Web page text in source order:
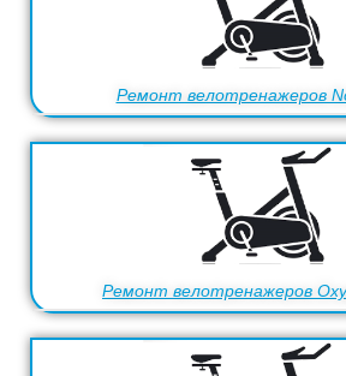
Ремонт велотренажеров
Ремонт велотренажеров